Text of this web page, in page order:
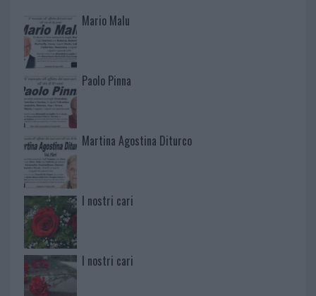
Mario Malu
Paolo Pinna
Martina Agostina Diturco
I nostri cari
I nostri cari